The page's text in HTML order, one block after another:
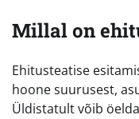
Millal on
Ehitusteatise
hoone suurusest,
Üldistatult võib